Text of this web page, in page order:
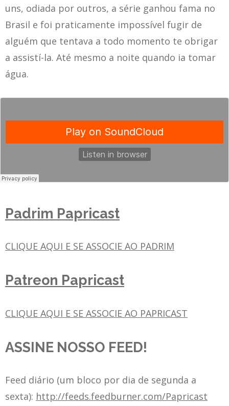
uns, odiada por outros, a série ganhou fama no
Brasil e foi praticamente impossível fugir de
alguém que tentava a todo momento te obrigar
a assistí-la. Até mesmo a noite quando ia tomar
água.
Padrim Papricast
CLIQUE AQUI E SE ASSOCIE AO PADRIM
Patreon Papricast
CLIQUE AQUI E SE ASSOCIE AO PAPRICAST
ASSINE NOSSO FEED!
Feed diário (um bloco por dia de segunda a
sexta): http://feeds.feedburner.com/Papricast